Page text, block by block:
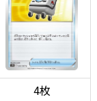
4枚